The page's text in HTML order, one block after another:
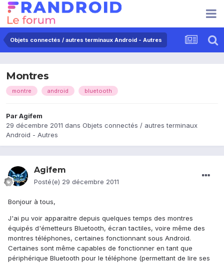
Objets connectés / autres terminaux Android - Autres
Montres
montre android bluetooth
ParAgifem
29 décembre 2011 dans Objets connectés / autres terminaux
Android - Autres
Agifem
Posté(e) 29 décembre 2011
Bonjour à tous,
J'ai pu voir apparaitre depuis quelques temps des montres
équipés d'émetteurs Bluetooth, écran tactiles, voire même des
montres téléphones, certaines fonctionnant sous Android.
Certaines sont même capables de fonctionner en tant que
périphérique Bluetooth pour le téléphone (permettant de lire ses